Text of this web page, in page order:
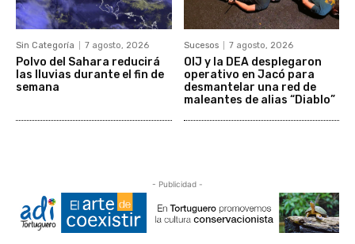
Sin Categoría 7 agosto, 2026
Polvo del Sahara reducirá
las lluvias durante el fin de
semana
Sucesos 7 agosto, 2026
OIJ y la DEA desplegaron
operativo en Jacó para
desmantelar una red de
maleantes de alias “Diablo”
- Publicidad -